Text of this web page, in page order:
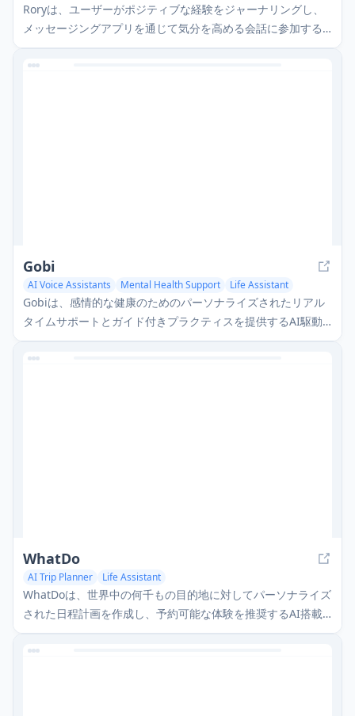
Roryは、ユーザーがポジティブな経験をジャーナリングし、
メッセージングアプリを通じて気分を高める会話に参加する
のを助けるAI駆動の幸福コンパニオンです。
Gobi
AI Voice Assistants Mental Health Support Life Assistant
Gobiは、感情的な健康のためのパーソナライズされたリアル
タイムサポートとガイド付きプラクティスを提供するAI駆動
のウェルネスアプリです。
WhatDo
AI Trip Planner Life Assistant
WhatDoは、世界中の何千もの目的地に対してパーソナライズ
された日程計画を作成し、予約可能な体験を推奨するAI搭載
の旅行計画アプリです。